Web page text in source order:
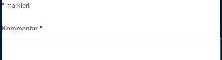
* markiert
Kommentar*